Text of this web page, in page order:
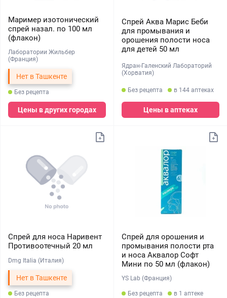
Маример изотонический
спрей назал. по 100 мл
(флакон)
Лаборатории Жильбер
(Франция)
Нет в Ташкенте
Без рецепта
Цены в других городах
Спрей Аква Марис Беби
для промывания и
орошения полости носа
для детей 50 мл
Ядран-Галенский Лабораторий
(Хорватия)
Без рецепта в 144 аптеках
Цены в аптеках
Спрей для носа Наривент
Противоотечный 20 мл
Dmg Italia (Италия)
Нет в Ташкенте
Без рецепта
Спрей для орошения и
промывания полости рта
и носа Аквалор Софт
Мини по 50 мл (флакон)
YS Lab (Франция)
Без рецепта в 1 аптеке